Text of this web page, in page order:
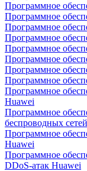
Программное
Программное
Программное
Программное
Программное
Программное
Программное
Программное
Программное
Huawei
Программное
беспроводных
Программное
Huawei
Программное
DDoS-атак Huawei